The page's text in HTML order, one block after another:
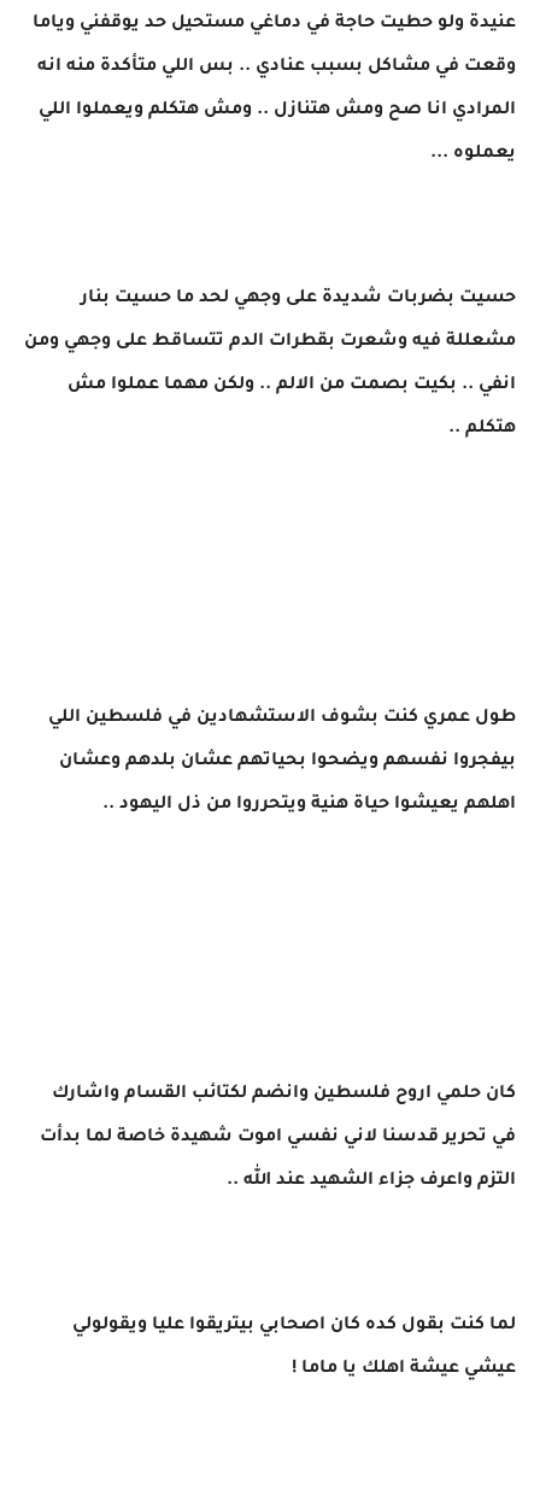
عنيدة ولو حطيت حاجة في دماغي مستحيل حد يوقفني وياما
وقعت في مشاكل بسبب عنادي .. بس اللي متأكدة منه انه
المرادي انا صح ومش هتنازل .. ومش هتكلم ويعملوا اللي
يعملوه ...
حسيت بضربات شديدة على وجهي لحد ما حسيت بنار
مشعللة فيه وشعرت بقطرات الدم تتساقط على وجهي ومن
انفي .. بكيت بصمت من الالم .. ولكن مهما عملوا مش
هتكلم ..
طول عمري كنت بشوف الاستشهادين في فلسطين اللي
بيفجروا نفسهم ويضحوا بحياتهم عشان بلدهم وعشان
اهلهم يعيشوا حياة هنية ويتحرروا من ذل اليهود ..
كان حلمي اروح فلسطين وانضم لكتائب القسام واشارك
في تحرير قدسنا لاني نفسي اموت شهيدة خاصة لما بدأت
التزم واعرف جزاء الشهيد عند الله ..
لما كنت بقول كده كان اصحابي بيتريقوا عليا ويقولولي
عيشي عيشة اهلك يا ماما !